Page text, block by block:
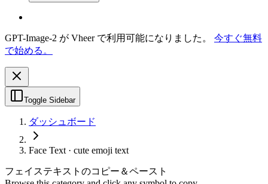
GPT-Image-2 が Vheer で利用可能になりました。
今すぐ無料
で始める。
Toggle Sidebar
ダッシュボード
Face Text · cute emoji text
フェイステキストのコピー＆ペースト